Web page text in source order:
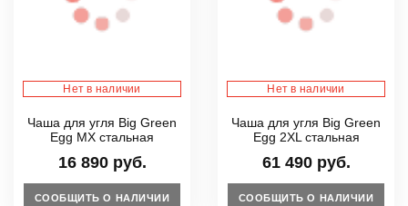
Нет в наличии
Чаша для угля Big Green
Egg MX стальная
16 890 руб.
СООБЩИТЬ О НАЛИЧИИ
Нет в наличии
Чаша для угля Big Green
Egg 2XL стальная
61 490 руб.
СООБЩИТЬ О НАЛИЧИИ